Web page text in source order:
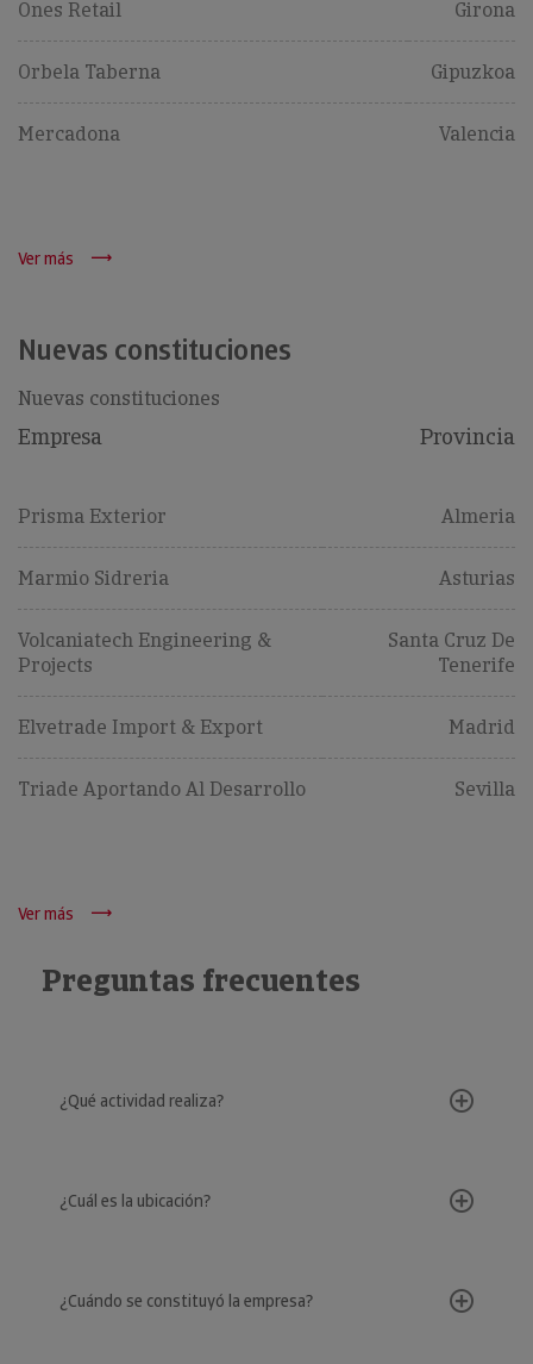
Ones Retail Girona
Orbela Taberna Gipuzkoa
Mercadona Valencia
Ver más
Nuevas constituciones
Nuevas constituciones
Empresa Provincia
Prisma Exterior Almeria
Marmio Sidreria Asturias
Volcaniatech Engineering &
Projects
Santa Cruz De
Tenerife
Elvetrade Import & Export Madrid
Triade Aportando Al Desarrollo Sevilla
Ver más
Preguntas frecuentes
¿Qué actividad realiza?
¿Cuál es la ubicación?
¿Cuándo se constituyó la empresa?